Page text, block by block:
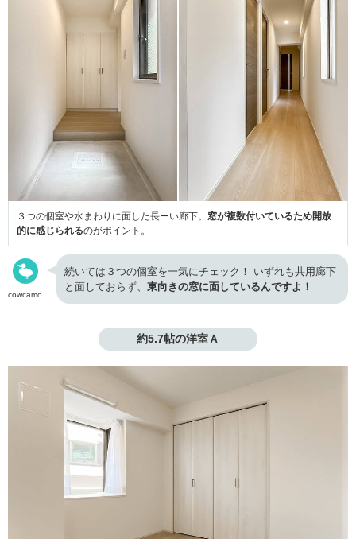
３つの個室や水まわりに面した長ーい廊下。 窓が複数付いているため開放
的に感じられるのがポイント。
cowcamo
続いては３つの個室を一気にチェック！ いずれも共用廊下
と面しておらず、 東向きの窓に面しているんですよ！
約5.7帖の洋室Ａ